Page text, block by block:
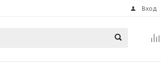
Вход